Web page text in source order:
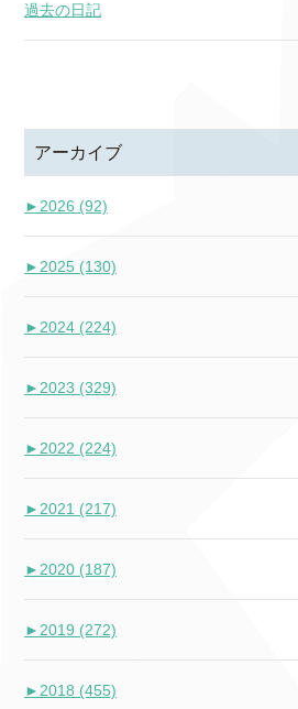
過去の日記
アーカイブ
► 2026 (92)
► 2025 (130)
► 2024 (224)
► 2023 (329)
► 2022 (224)
► 2021 (217)
► 2020 (187)
► 2019 (272)
► 2018 (455)